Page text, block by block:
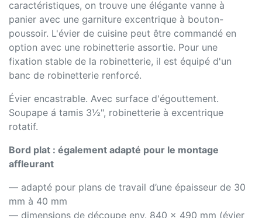
caractéristiques, on trouve une élégante vanne à
panier avec une garniture excentrique à bouton-
poussoir. L'évier de cuisine peut être commandé en
option avec une robinetterie assortie. Pour une
fixation stable de la robinetterie, il est équipé d'un
banc de robinetterie renforcé.
Évier encastrable. Avec surface d'égouttement.
Soupape á tamis 3½", robinetterie à excentrique
rotatif.
Bord plat : également adapté pour le montage
affleurant
— adapté pour plans de travail d’une épaisseur de 30
mm à 40 mm
— dimensions de découpe env. 840 x 490 mm (évier